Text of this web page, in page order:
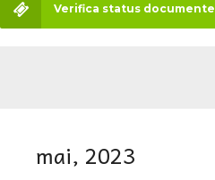
Verifica status documente
mai, 2023